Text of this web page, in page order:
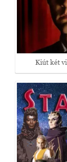
Kiút két